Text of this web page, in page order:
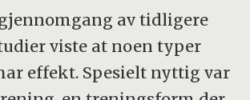
av tidligere
viste at noen typer
effekt. Spesielt nyttig var